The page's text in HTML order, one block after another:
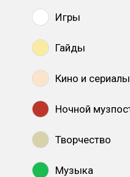
Игры
Гайды
Кино и сериалы
Творчество
Музыка